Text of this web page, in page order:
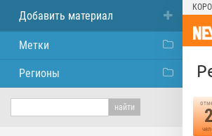
Добавить материал
Метки
Регионы